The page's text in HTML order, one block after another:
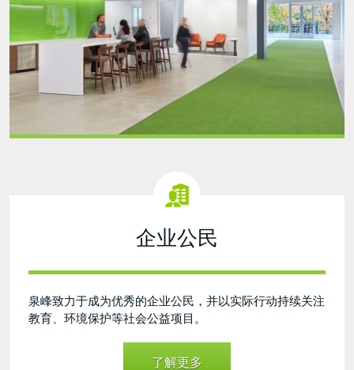
企业公民
泉峰致力于成为优秀的企业公民，并以实际行动持续关注
教育、环境保护等社会公益项目。
了解更多